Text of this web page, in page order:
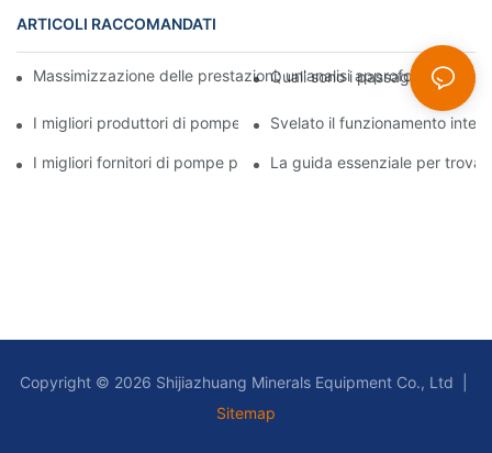
ARTICOLI RACCOMANDATI
Massimizzazione delle prestazioni: un'analisi approfondita
Quali sono i passaggi di
I migliori produttori di pompe per fanghi: aziende leader del
Svelato il funzionamento
I migliori fornitori di pompe per fanghi del settore: una guida
La guida essenziale per
Copyright © 2026 Shijiazhuang Minerals Equipment Co., Ltd |
Sitemap